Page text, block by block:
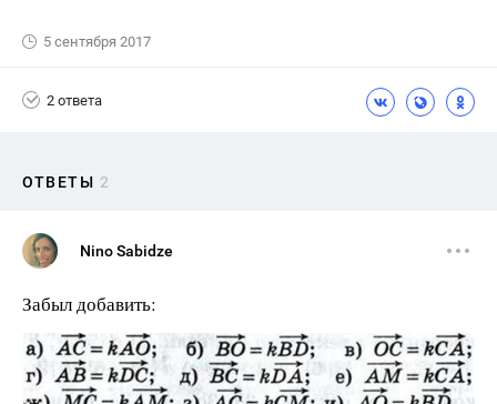
5 сентября 2017
2 ответа
ОТВЕТЫ 2
Nino Sabidze
Забыл добавить: